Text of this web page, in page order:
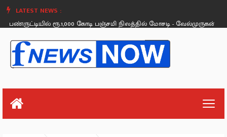
LATEST NEWS :
ரூ.1,000 கோடி பஞ்சமி நிலத்தில் மோசடி - வேல்முருகன் பரபரப்பு
Sunday, August 26